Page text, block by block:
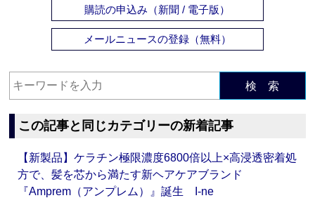
購読の申込み（新聞 / 電子版）
メールニュースの登録（無料）
検 索
この記事と同じカテゴリーの新着記事
【新製品】ケラチン極限濃度6800倍以上×高浸透密着処
方で、髪を芯から満たす新ヘアケアブランド
『Amprem（アンプレム）』誕生 I-ne